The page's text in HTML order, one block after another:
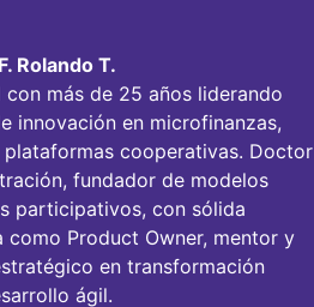
Rolando T.
con más de 25 años liderando
innovación en microfinanzas,
cooperativas. Doctor
fundador de modelos
participativos, con sólida
como Product Owner, mentor y
en transformación
ágil.